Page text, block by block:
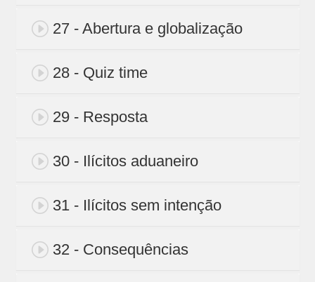
27 - Abertura e globalização
28 - Quiz time
29 - Resposta
30 - Ilícitos aduaneiro
31 - Ilícitos sem intenção
32 - Consequências